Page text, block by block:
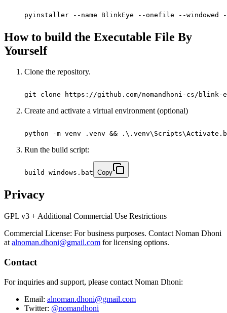
pyinstaller --name BlinkEye --onefile --
How to build the Executable File By
Yourself
Clone the repository.
git clone https://github.com/nomandhoni-cs/blink-
Create and activate a virtual environment (optional)
python -m venv .venv &&
Run the build script:
build_windows.bat Copy
Privacy
GPL v3 + Additional Commercial Use Restrictions
Commercial License: For business purposes. Contact Noman Dhoni
at alnoman.dhoni@gmail.com for licensing options.
Contact
For inquiries and support, please contact Noman Dhoni:
Email: alnoman.dhoni@gmail.com
Twitter: @nomandhoni